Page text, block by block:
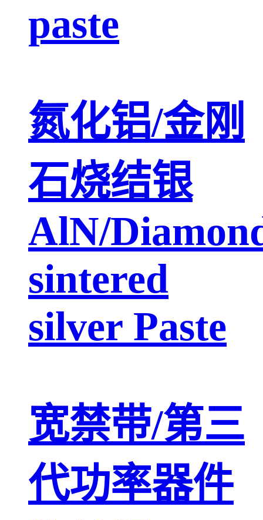
paste
氮化铝/金刚
石烧结银
AlN/
sintered
silver Paste
宽禁带/第三
代功率器件